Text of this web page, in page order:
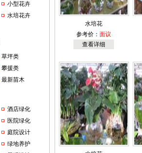
小型花卉
水培花卉
草坪类
攀援类
最新苗木
酒店绿化
医院绿化
庭院设计
绿地养护
水培花
参考价： 面议
查看详细